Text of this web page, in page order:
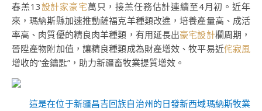
春羔13設計家豪宅萬只，接羔任務估計連續至4月初。近年
來，瑪納斯縣加速推動薩福克羊種類改進，培養產量高、成活
率高、肉質優的精良肉羊種類，有用延長出豪宅設計欄周期，
晉陞產物附加值，讓精良種類成為財產增效、牧平易近侘寂風
增收的“金鑰匙”，助力新疆畜牧業提質增效。
這是在位于新疆昌吉回族自治州的日發新西域瑪納斯牧業